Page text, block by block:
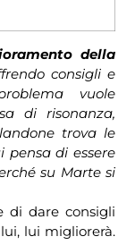
della
consigli e
vuole
di risonanza,
trova le
pensa di essere
su Marte si
di dare consigli
lui migliorerà.